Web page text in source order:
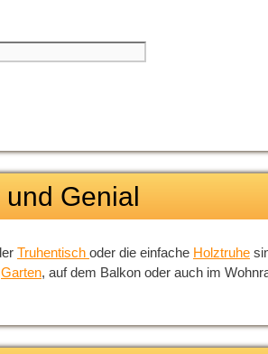
Genial
Truhentisch oder die einfache Holztruhe
Garten, auf dem Balkon oder auch im